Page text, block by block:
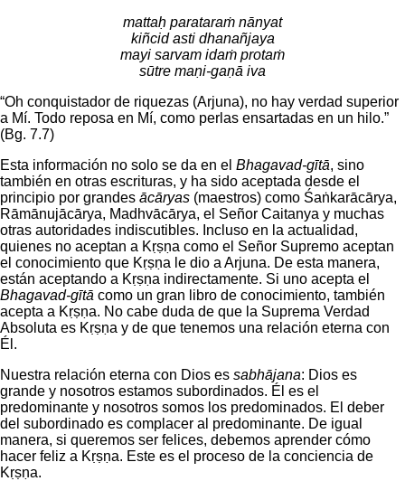
mattaḥ parataraṁ nānyat
kiñcid asti dhanañjaya
mayi sarvam idaṁ protaṁ
sūtre maṇi-gaṇā iva
“Oh conquistador de riquezas (Arjuna), no hay verdad superior
a Mí. Todo reposa en Mí, como perlas ensartadas en un hilo.”
(Bg. 7.7)
Esta información no solo se da en el Bhagavad-gītā, sino
también en otras escrituras, y ha sido aceptada desde el
principio por grandes ācāryas (maestros) como Śaṅkarācārya,
Rāmānujācārya, Madhvācārya, el Señor Caitanya y muchas
otras autoridades indiscutibles. Incluso en la actualidad,
quienes no aceptan a Kṛṣṇa como el Señor Supremo aceptan
el conocimiento que Kṛṣṇa le dio a Arjuna. De esta manera,
están aceptando a Kṛṣṇa indirectamente. Si uno acepta el
Bhagavad-gītā como un gran libro de conocimiento, también
acepta a Kṛṣṇa. No cabe duda de que la Suprema Verdad
Absoluta es Kṛṣṇa y de que tenemos una relación eterna con
Él.
Nuestra relación eterna con Dios es sabhājana: Dios es
grande y nosotros estamos subordinados. Él es el
predominante y nosotros somos los predominados. El deber
del subordinado es complacer al predominante. De igual
manera, si queremos ser felices, debemos aprender cómo
hacer feliz a Kṛṣṇa. Este es el proceso de la conciencia de
Kṛṣṇa.